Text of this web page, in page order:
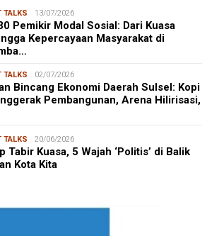
TALKS 13/07/2026
Pemikir Modal Sosial: Dari Kuasa
Kepercayaan Masyarakat di
TALKS 02/07/2026
Bincang Ekonomi Daerah Sulsel: Kopi
Pembangunan, Arena Hilirisasi,
TALKS 20/06/2026
Tabir Kuasa, 5 Wajah ‘Politis’ di Balik
Kota Kita